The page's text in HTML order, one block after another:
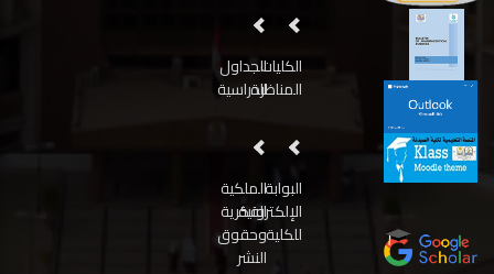
الكليات
المناظرة
الجداول
الدراسية
البوابة
الإلكترونية
للكلية
الملكية
الفكرية
وحقوق
النشر